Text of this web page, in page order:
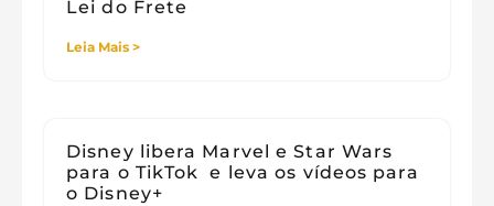
Lei do Frete
Leia Mais >
Disney libera Marvel e Star Wars
para o TikTok e leva os vídeos para
o Disney+